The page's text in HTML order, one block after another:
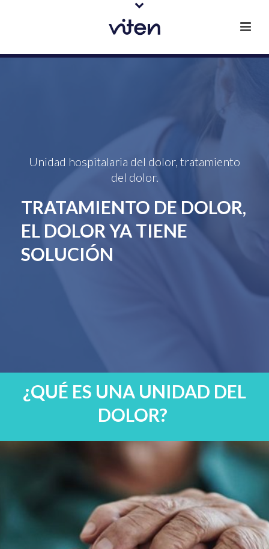
Unidad hospitalaria del dolor, tratamiento
del dolor.
TRATAMIENTO DE DOLOR,
EL DOLOR YA TIENE
SOLUCIÓN
¿QUÉ ES UNA UNIDAD DEL
DOLOR?